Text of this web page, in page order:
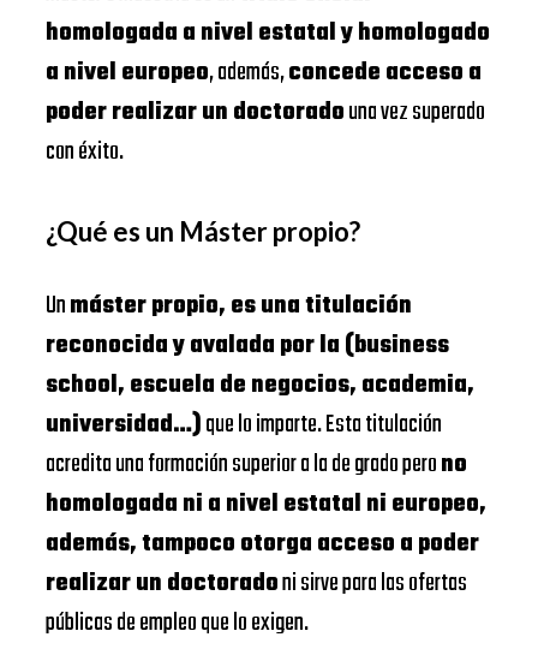
homologada a nivel estatal y homologado
a nivel europeo, además,concede acceso a
poder realizar un doctoradouna vez superado
con éxito.
¿Qué es un Máster propio?
Unmáster propio, es una titulación
reconocida y avalada por la (business
school, escuela de negocios, academia,
universidad…)que lo imparte. Esta titulación
acredita una formación superior a la de grado perono
homologada ni a nivel estatal ni europeo,
además, tampoco otorga acceso a poder
realizar un doctoradoni sirve para las ofertas
públicas de empleo que lo exigen.